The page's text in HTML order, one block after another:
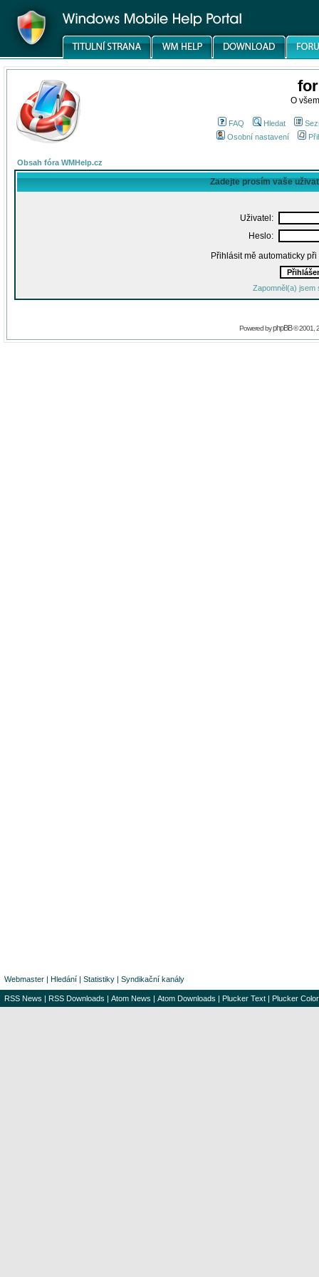
O
FAQ Hledat
Osobní nastavení
Obsah fóra WMHelp.cz
Zadejte prosím vaše
Uživatel:
Heslo:
Přihlásit mě automaticky
Zapomněl(a) jsem
Powered byphpBB© 2001,
Webmaster | Hledání | Statistiky | Syndikační kanály
RSS News | RSS Downloads | Atom News | Atom Downloads | Plucker Text | Plucker Color